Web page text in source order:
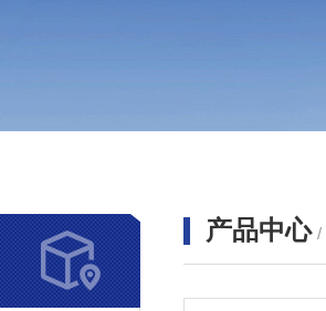
产品中心 /